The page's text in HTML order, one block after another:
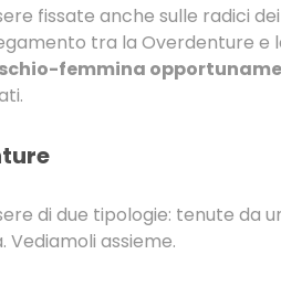
fissate anche sulle radici
tra la Overdenture e
femmina
di due tipologie: tenute da
assieme.